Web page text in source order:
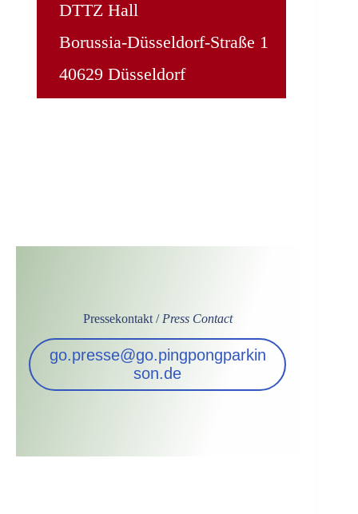
ACC= ARAG Center Court
DTTZ Hall
Borussia-Düsseldorf-Straße 1
40629 Düsseldorf
Pressekontakt / Press Contact
go.presse@go.pingpongparkin
son.de